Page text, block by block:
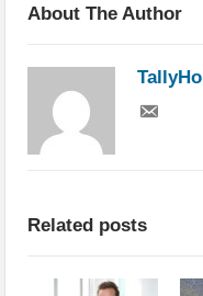
About The Author
TallyHo
Related posts